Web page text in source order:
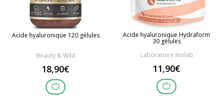
Acide hyaluronique 120 gélules
Beauty & Wild
18,90€
Acide hyaluronique Hydraform
30 gélules
Laboratoire Inolab
11,90€